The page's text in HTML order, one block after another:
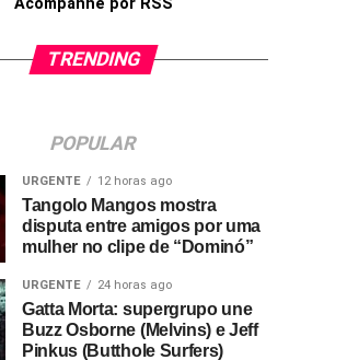
Acompanhe por RSS
TRENDING
POPULAR
URGENTE 12 horas ago
Tangolo Mangos mostra
disputa entre amigos por uma
mulher no clipe de “Dominó”
URGENTE 24 horas ago
Gatta Morta: supergrupo une
Buzz Osborne (Melvins) e Jeff
Pinkus (Butthole Surfers)